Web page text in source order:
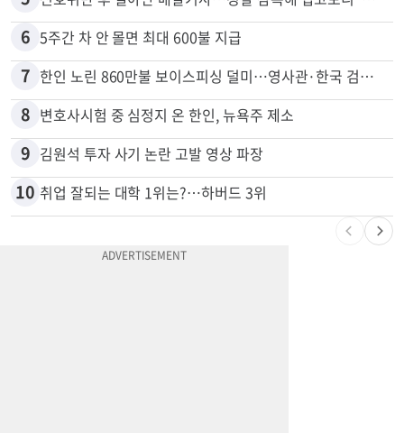
6 5주간 차 안 몰면 최대 600불 지급
7 한인 노린 860만불 보이스피싱 덜미…영사관·한국 검찰 사칭
8 변호사시험 중 심정지 온 한인, 뉴욕주 제소
9 김원석 투자 사기 논란 고발 영상 파장
10 취업 잘되는 대학 1위는?…하버드 3위